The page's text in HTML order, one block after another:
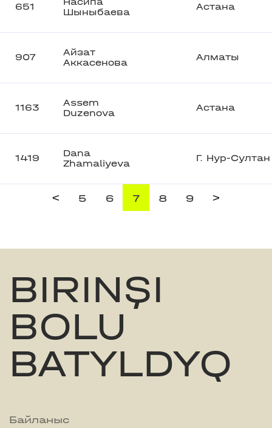
651
Насипа
Шыныбаева
Астана
907
Айзат
Аккасенова
Алматы
1163
Assem
Duzenova
Астана
1419
Dana
Zhamaliyeva
Г. Нур-Султан
< 5 6 7 8 9 >
BIRINŞI
BOLU
BATYLDYQ
Байланыс